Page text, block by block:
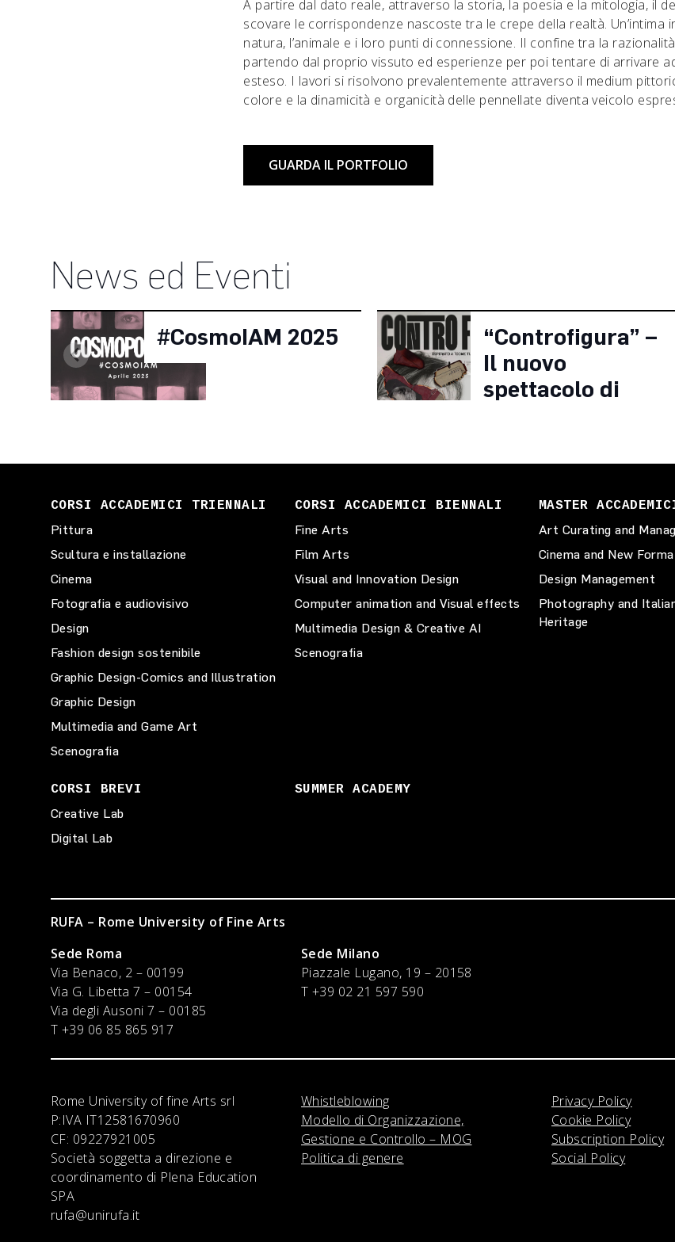
A partire dal dato reale, attraverso la storia, la poesia e la mitologia, il
scovare le corrispondenze nascoste tra le crepe della realtà. Un’intima
natura, l’animale e i loro punti di connessione. Il confine tra la
partendo dal proprio vissuto ed esperienze per poi tentare di arrivare
esteso. I lavori si risolvono prevalentemente attraverso il medium
colore e la dinamicità e organicità delle pennellate diventa veicolo
GUARDA IL PORTFOLIO
News ed Eventi
#CosmoIAM 2025
“Controfigura” –
Il nuovo
spettacolo di
CORSI ACCADEMICI TRIENNALI
Pittura
Scultura e installazione
Cinema
Fotografia e audiovisivo
Design
Fashion design sostenibile
Graphic Design-Comics and Illustration
Graphic Design
Multimedia and Game Art
Scenografia
CORSI ACCADEMICI BIENNALI
Fine Arts
Film Arts
Visual and Innovation Design
Computer animation and Visual effects
Multimedia Design & Creative AI
Scenografia
MASTER
Art Curating and
Cinema and New
Design Management
Photography and
Heritage
CORSI BREVI
Creative Lab
Digital Lab
SUMMER ACADEMY
RUFA – Rome University of Fine Arts
Sede Roma
Via Benaco, 2 – 00199
Via G. Libetta 7 – 00154
Via degli Ausoni 7 – 00185
T +39 06 85 865 917
Sede Milano
Piazzale Lugano, 19 – 20158
T +39 02 21 597 590
Rome University of fine Arts srl
P:IVA IT12581670960
CF: 09227921005
Società soggetta a direzione e
coordinamento di Plena Education
SPA
rufa@unirufa.it
Whistleblowing
Modello di Organizzazione,
Gestione e Controllo – MOG
Politica di genere
Privacy Policy
Cookie Policy
Subscription Policy
Social Policy